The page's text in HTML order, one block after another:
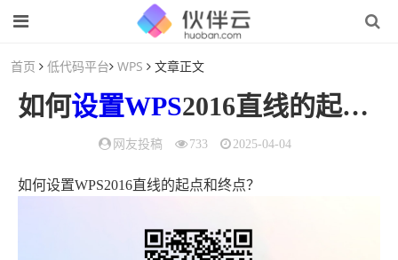
首页 低代码平台 WPS 文章正文
如何设置WPS2016直线的起点和终点？
网友投稿 733 2025-04-04
如何设置WPS2016直线的起点和终点？